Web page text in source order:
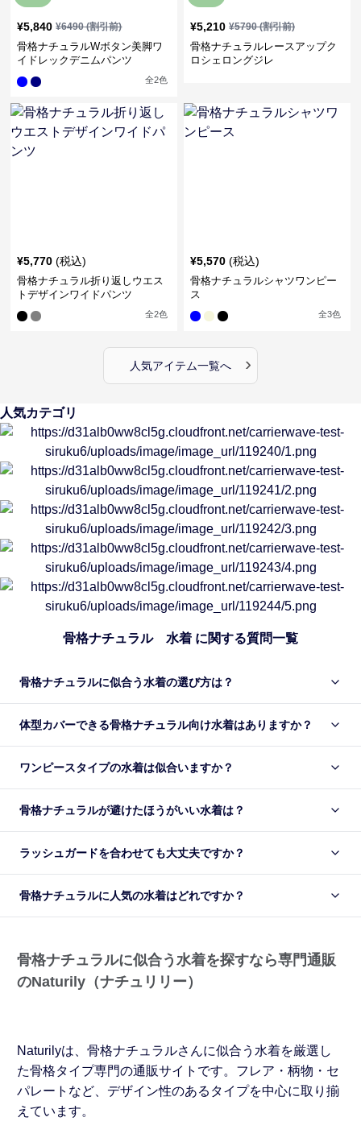
¥5,840 ¥6490(割引前)
骨格ナチュラルWボタン美脚ワ
イドレックデニムパンツ
全2色
¥5,210 ¥5790(割引前)
骨格ナチュラルレースアップク
ロシェロングジレ
¥5,770 (税込)
骨格ナチュラル折り返しウエス
トデザインワイドパンツ
全2色
¥5,570 (税込)
骨格ナチュラルシャツワンピー
ス
全3色
人気アイテム一覧へ ›
人気カテゴリ
骨格ナチュラル 水着 に関する質問一覧
骨格ナチュラルに似合う水着の選び方は？
体型カバーできる骨格ナチュラル向け水着はありますか？
ワンピースタイプの水着は似合いますか？
骨格ナチュラルが避けたほうがいい水着は？
ラッシュガードを合わせても大丈夫ですか？
骨格ナチュラルに人気の水着はどれですか？
骨格ナチュラルに似合う水着を探すなら専門通販
のNaturily（ナチュリリー）
Naturilyは、骨格ナチュラルさんに似合う水着を厳選し
た骨格タイプ専門の通販サイトです。フレア・柄物・セ
パレートなど、デザイン性のあるタイプを中心に取り揃
えています。